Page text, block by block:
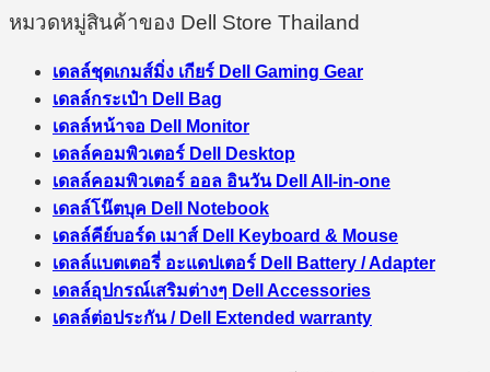
หมวดหมู่สินค้าของ Dell Store Thailand
เดลล์ชุดเกมส์มิ่ง เกียร์ Dell Gaming Gear
เดลล์กระเป๋า Dell Bag
เดลล์หน้าจอ Dell Monitor
เดลล์คอมพิวเตอร์ Dell Desktop
เดลล์คอมพิวเตอร์ ออล อินวัน Dell All-in-one
เดลล์โน๊ตบุค Dell Notebook
เดลล์คีย์บอร์ด เมาส์ Dell Keyboard & Mouse
เดลล์แบตเตอรี่ อะแดปเตอร์ Dell Battery / Adapter
เดลล์อุปกรณ์เสริมต่างๆ Dell Accessories
เดลล์ต่อประกัน / Dell Extended warranty